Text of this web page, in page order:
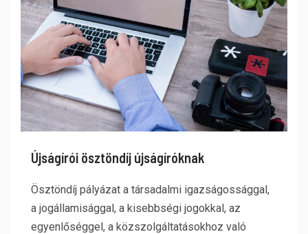
Újságírói ösztöndíj újságíróknak
Ösztöndíj pályázat a társadalmi igazságossággal,
a jogállamisággal, a kisebbségi jogokkal, az
egyenlőséggel, a közszolgáltatásokhoz való